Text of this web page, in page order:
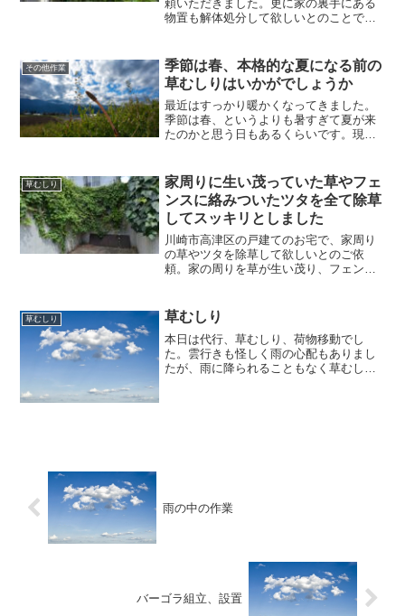
頼いただきました。更に家の裏手にある
物置も解体処分して欲しいとのことでし
思ったのですが、実際に作業してみると
思わぬ想定外が。
その他作業
季節は春、本格的な夏になる前の
草むしりはいかがでしょうか
最近はすっかり暖かくなってきました。
季節は春、というよりも暑すぎて夏が来
たのかと思う日もあるくらいです。現場
星としては若葉の緑を見ていると本格的
な草むしりのシーズンの訪...
草むしり
家周りに生い茂っていた草やフェ
ンスに絡みついたツタを全て除草
してスッキリとしました
川崎市高津区の戸建てのお宅で、家周り
の草やツタを除草して欲しいとのご依
頼。家の周りを草が生い茂り、フェンス
自体は見えない程にツタが絡まりまくっ
ていました。
草むしり 草むしり
本日は代行、草むしり、荷物移動でし
た。雲行きも怪しく雨の心配もありまし
たが、雨に降られることもなく草むしり
雨の中の作業
バーゴラ組立、設置